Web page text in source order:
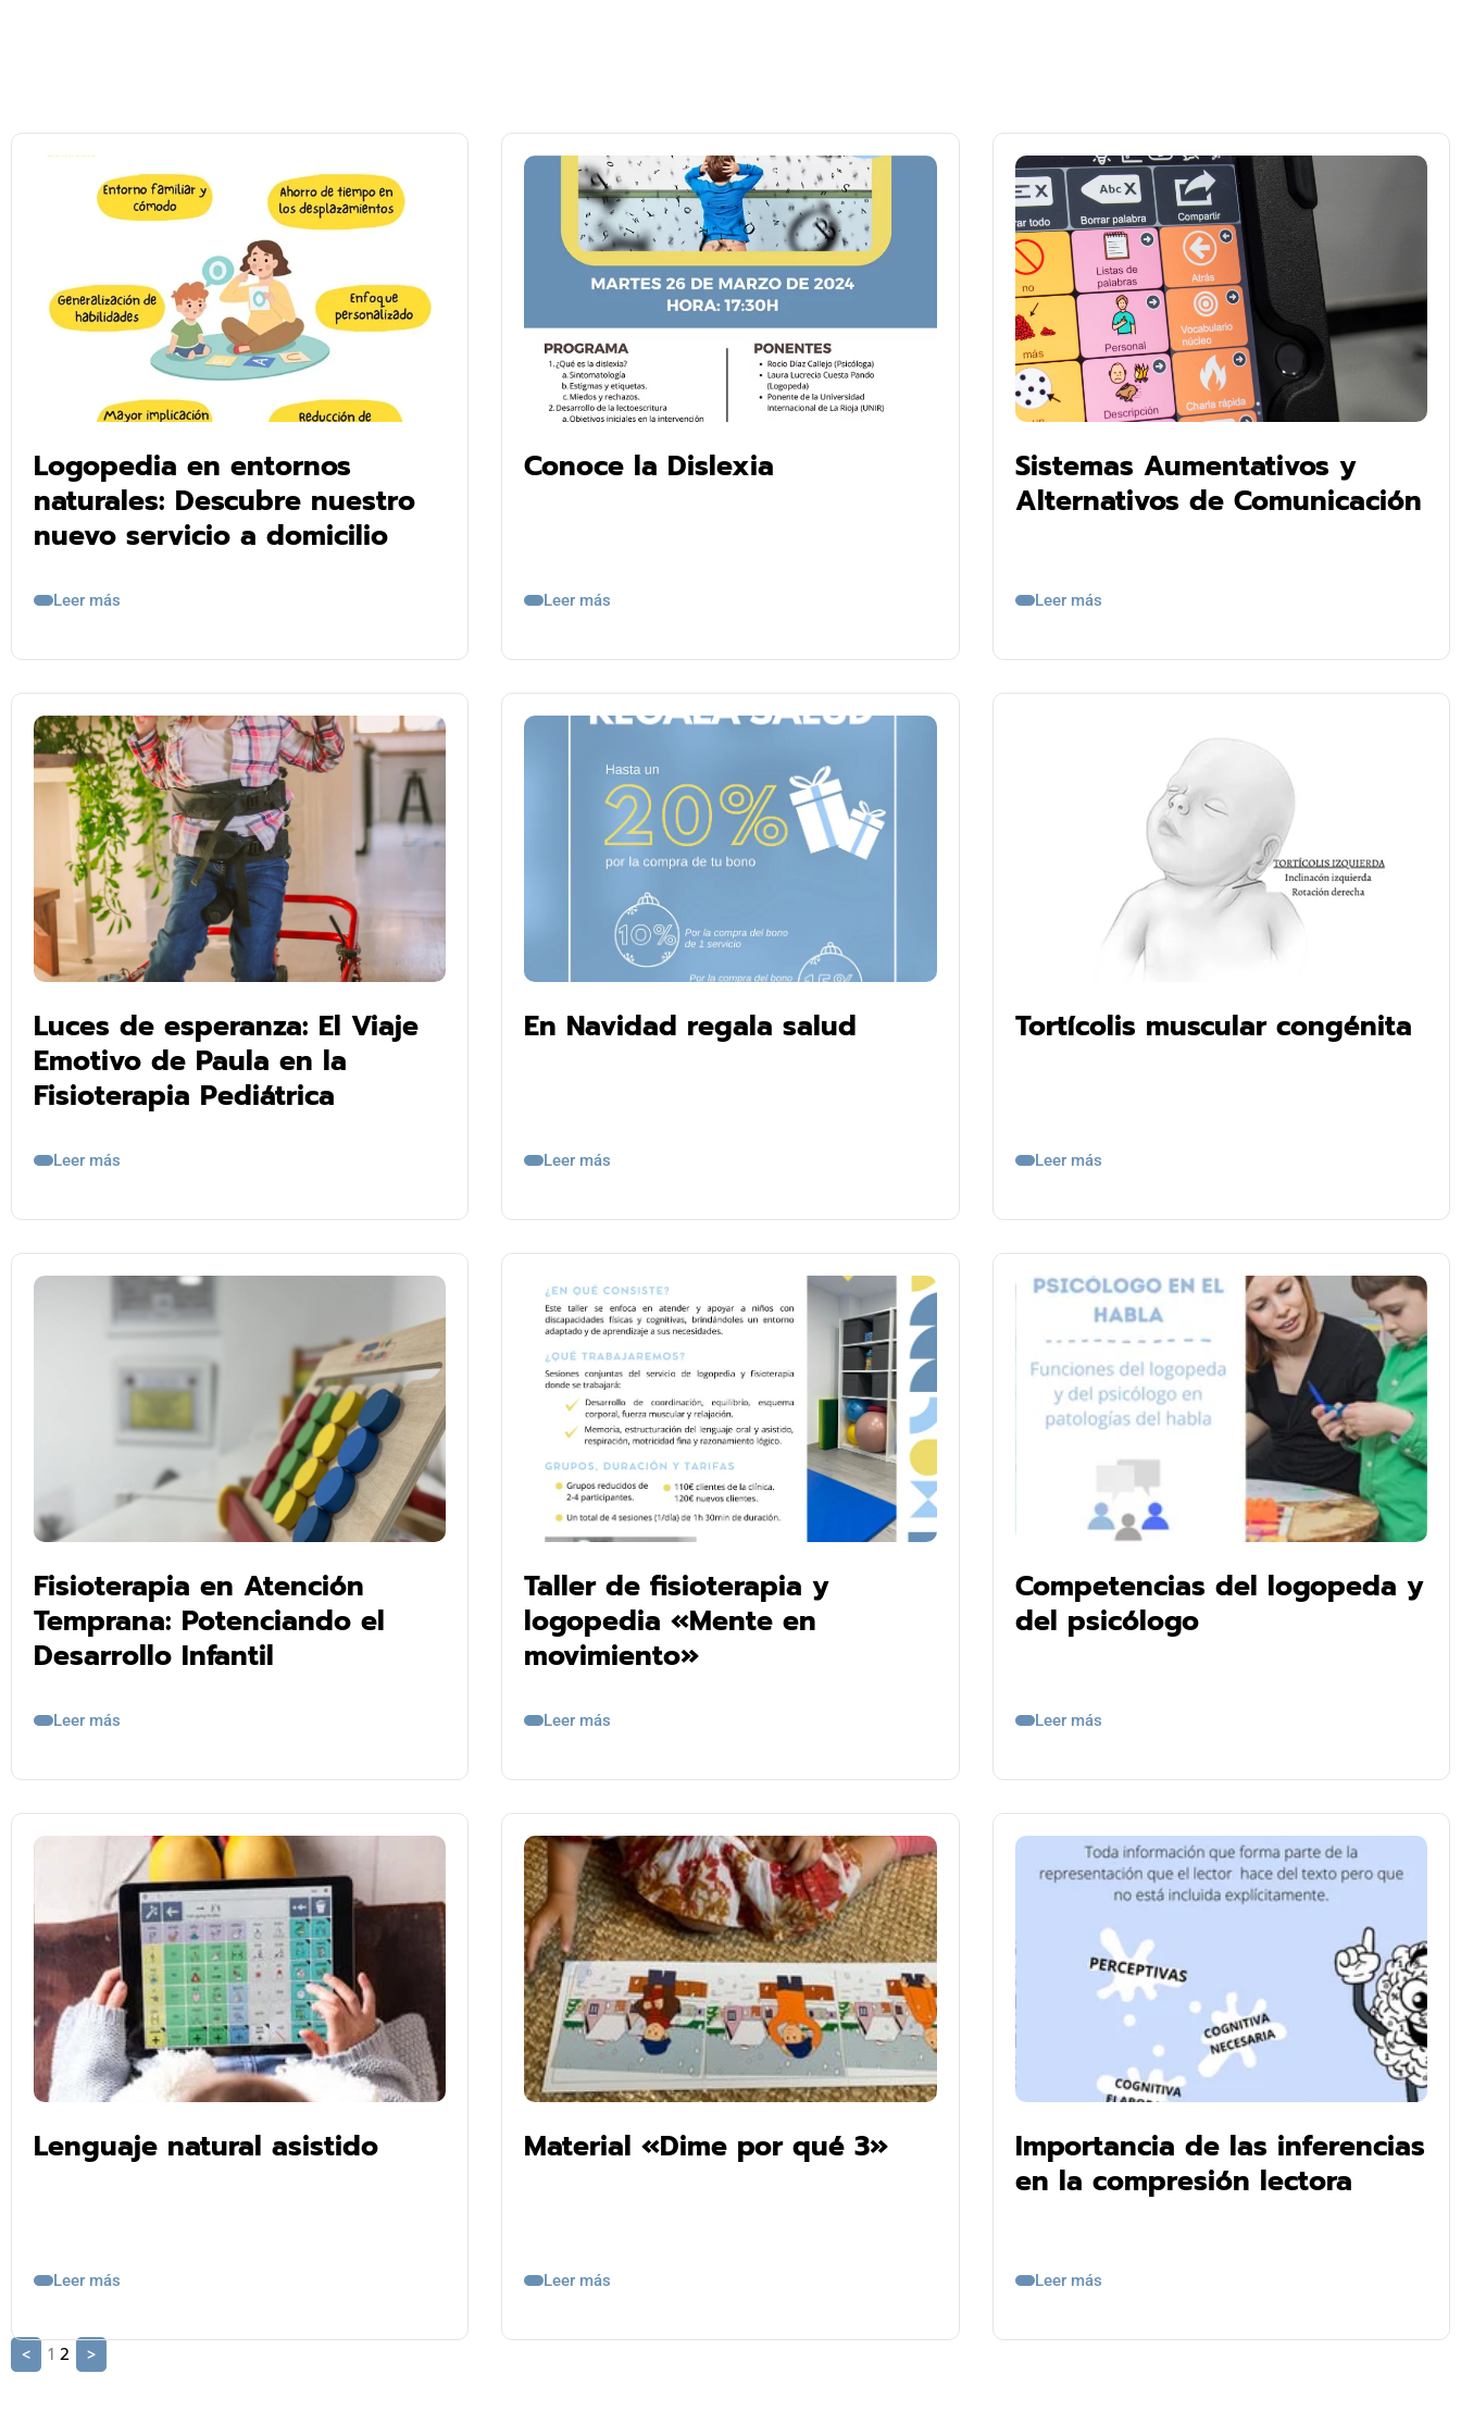
Logopedia en entornos
naturales: Descubre nuestro
nuevo servicio a domicilio
Leer más
Conoce la Dislexia
Leer más
Sistemas Aumentativos y
Alternativos de Comunicación
Leer más
Luces de esperanza: El Viaje
Emotivo de Paula en la
Fisioterapia Pediátrica
Leer más
En Navidad regala salud
Leer más
Tortícolis muscular congénita
Leer más
Fisioterapia en Atención
Temprana: Potenciando el
Desarrollo Infantil
Leer más
Taller de fisioterapia y
logopedia «Mente en
movimiento»
Leer más
Competencias del logopeda y
del psicólogo
Leer más
Lenguaje natural asistido
Leer más
Material «Dime por qué 3»
Leer más
Importancia de las inferencias
en la compresión lectora
Leer más
< 1 2 >